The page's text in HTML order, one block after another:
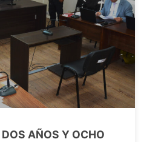
AÑOS Y OCHO